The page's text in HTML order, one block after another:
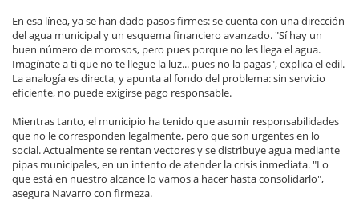
En esa línea, ya se han dado pasos firmes: se cuenta con una dirección
del agua municipal y un esquema financiero avanzado. "Sí hay un
buen número de morosos, pero pues porque no les llega el agua.
Imagínate a ti que no te llegue la luz... pues no la pagas", explica el edil.
La analogía es directa, y apunta al fondo del problema: sin servicio
eficiente, no puede exigirse pago responsable.
Mientras tanto, el municipio ha tenido que asumir responsabilidades
que no le corresponden legalmente, pero que son urgentes en lo
social. Actualmente se rentan vectores y se distribuye agua mediante
pipas municipales, en un intento de atender la crisis inmediata. "Lo
que está en nuestro alcance lo vamos a hacer hasta consolidarlo",
asegura Navarro con firmeza.